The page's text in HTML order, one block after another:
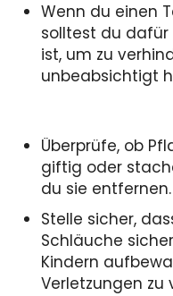
Wenn du einen
solltest du dafür
ist, um zu
unbeabsichtigt
Überprüfe, ob
giftig oder
du sie entfernen.
Stelle sicher,
Schläuche
Kindern
Verletzungen zu